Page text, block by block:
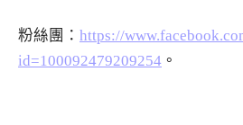
粉絲團： https://
id=100092479209254 。